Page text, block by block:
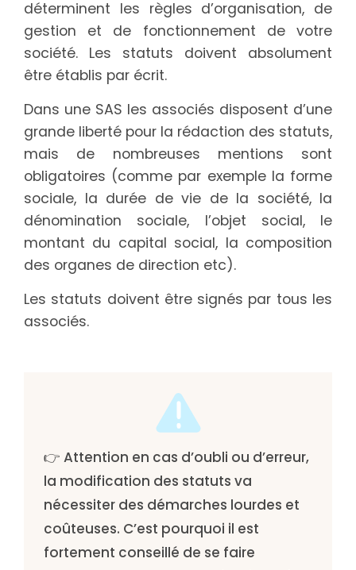
déterminent les règles d’organisation, de
gestion et de fonctionnement de votre
société. Les statuts doivent absolument
être établis par écrit.
Dans une SAS les associés disposent d’une
grande liberté pour la rédaction des statuts,
mais de nombreuses mentions sont
obligatoires (comme par exemple la forme
sociale, la durée de vie de la société, la
dénomination sociale, l’objet social, le
montant du capital social, la composition
des organes de direction etc).
Les statuts doivent être signés par tous les
associés.
👉 Attention en cas d’oubli ou d’erreur,
la modification des statuts va
nécessiter des démarches lourdes et
coûteuses. C’est pourquoi il est
fortement conseillé de se faire